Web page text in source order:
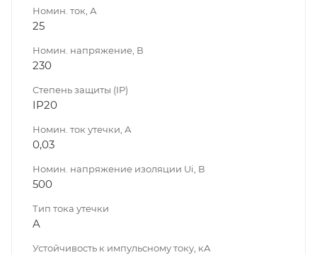
Номин. ток, А
25
Номин. напряжение, В
230
Степень защиты (IP)
IP20
Номин. ток утечки, А
0,03
Номин. напряжение изоляции Ui, В
500
Тип тока утечки
A
Устойчивость к импульсному току, кА